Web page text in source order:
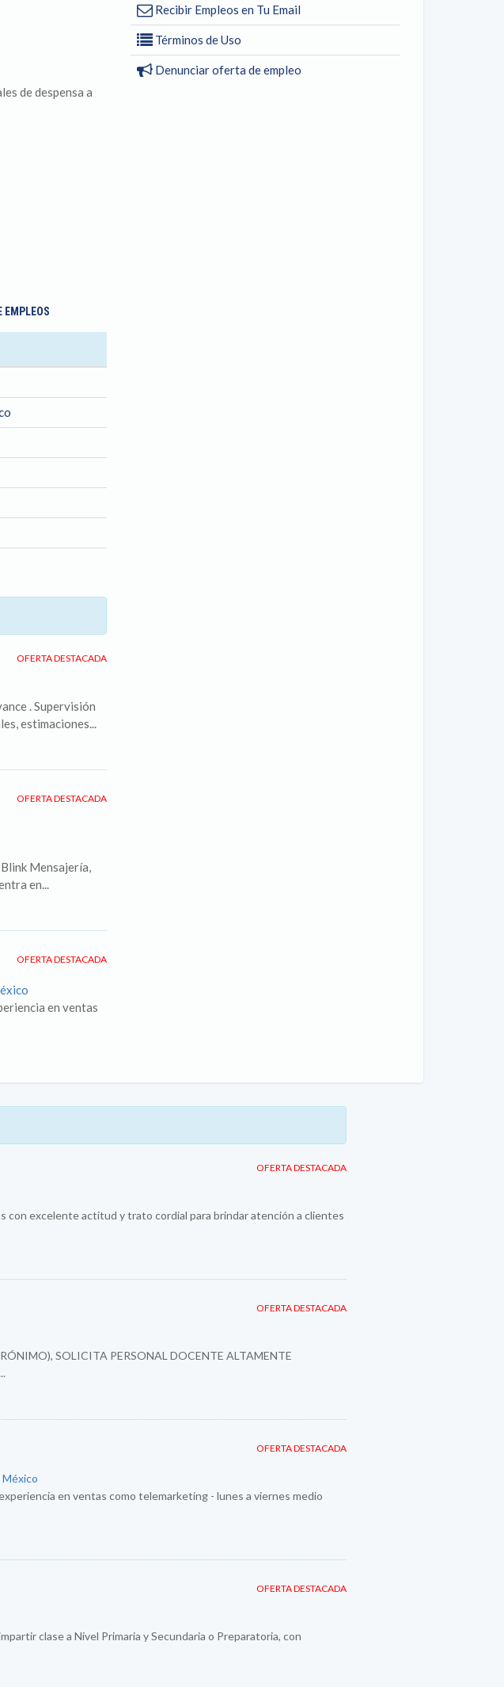
de despensa a
EMPLEOS
OFERTA DESTACADA
. Supervisión
estimaciones...
OFERTA DESTACADA
Mensajería,
en...
OFERTA DESTACADA
en ventas
Recibir Empleos en Tu Email
Términos de Uso
Denunciar oferta de empleo
OFERTA DESTACADA
con excelente actitud y trato cordial para brindar atención a clientes
OFERTA DESTACADA
SOLICITA PERSONAL DOCENTE ALTAMENTE
OFERTA DESTACADA
en ventas como telemarketing - lunes a viernes medio
OFERTA DESTACADA
clase a Nivel Primaria y Secundaria o Preparatoria, con